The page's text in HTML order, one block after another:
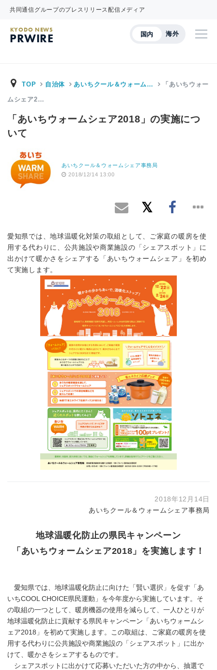
共同通信グループのプレスリリース配信メディア
国内 海外
KYODO NEWS
PRWIRE
TOP 自治体 あいちクール＆ウォーム… 「あいちウォー
ムシェア2…
「あいちウォームシェア2018」の実施につ
いて
あいちクール＆ウォームシェア事務局
2018/12/14 13:00
愛知県では、地球温暖化対策の取組として、ご家庭の暖房を使
用する代わりに、公共施設や商業施設の「シェアスポット」に
出かけて暖かさをシェアする「あいちウォームシェア」を初め
て実施します。
2018年12月14日
あいちクール＆ウォームシェア事務局
地球温暖化防止の県民キャンペーン
「あいちウォームシェア2018」を実施します！
愛知県では、地球温暖化防止に向けた「賢い選択」を促す「あ
いちCOOL CHOICE県民運動」を今年度から実施しています。そ
の取組の一つとして、暖房機器の使用を減らして、一人ひとりが
地球温暖化防止に貢献する県民キャンペーン「あいちウォームシ
ェア2018」を初めて実施します。この取組は、ご家庭の暖房を使
用する代わりに公共施設や商業施設の「シェアスポット」に出か
けて、暖かさをシェアするものです。
シェアスポットに出かけて応募いただいた方の中から、抽選で